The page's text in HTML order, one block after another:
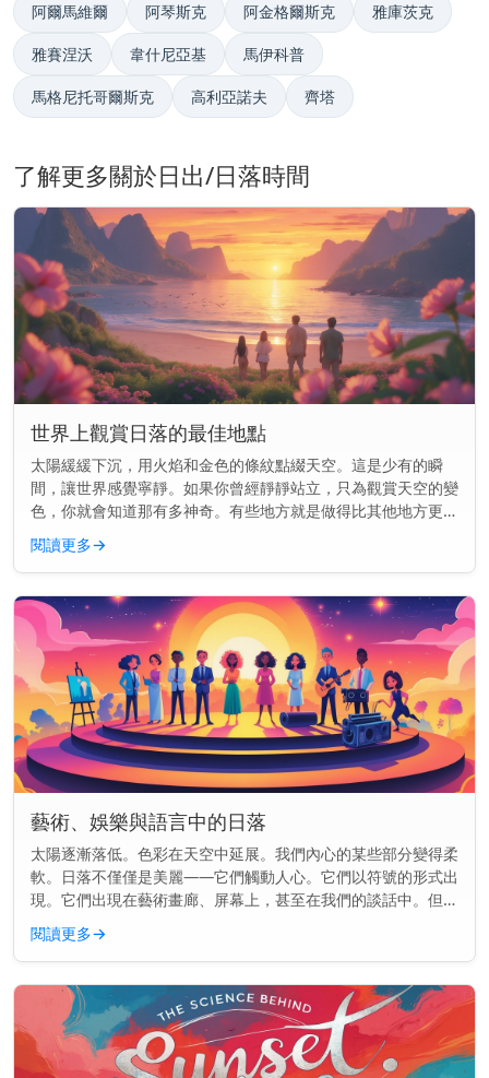
阿爾馬維爾 阿琴斯克 阿金格爾斯克 雅庫茨克
雅賽涅沃 韋什尼亞基 馬伊科普
馬格尼托哥爾斯克 高利亞諾夫 齊塔
了解更多關於日出/日落時間
世界上觀賞日落的最佳地點
太陽緩緩下沉，用火焰和金色的條紋點綴天空。這是少有的瞬
間，讓世界感覺寧靜。如果你曾經靜靜站立，只為觀賞天空的變
色，你就會知道那有多神奇。有些地方就是做得比其他地方更
好。這裡的景色就像是專為你而畫。 快速見解： 前往聖托里
尼、大峽谷或烏魯魯，...
閱讀更多→
藝術、娛樂與語言中的日落
太陽逐漸落低。色彩在天空中延展。我們內心的某些部分變得柔
軟。日落不僅僅是美麗——它們觸動人心。它們以符號的形式出
現。它們出現在藝術畫廊、屏幕上，甚至在我們的談話中。但為
什麼日落總是出現在各處？ 主要見解： 日落在文化中如此頻繁
出現，是因為它...
閱讀更多→